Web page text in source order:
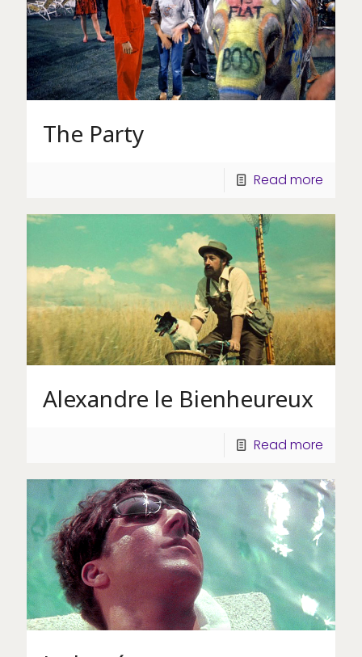
The Party
Read more
Alexandre le Bienheureux
Read more